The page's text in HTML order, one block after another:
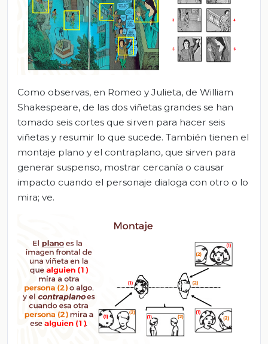
Como observas, en Romeo y Julieta, de William
Shakespeare, de las dos viñetas grandes se han
tomado seis cortes que sirven para hacer seis
viñetas y resumir lo que sucede. También tienen el
montaje plano y el contraplano, que sirven para
generar suspenso, mostrar cercanía o causar
impacto cuando el personaje dialoga con otro o lo
mira; ve.